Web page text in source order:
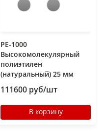
РЕ-1000
Высокомолекулярный
полиэтилен
(натуральный) 25 мм
111600 руб/шт
В корзину